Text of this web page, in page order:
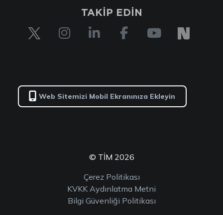
TAKİP EDİN
Web Sitemizi Mobil Ekranınıza Ekleyin
© TİM 2026
Çerez Politikası
KVKK Aydınlatma Metni
Bilgi Güvenliği Politikası